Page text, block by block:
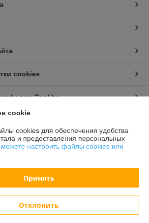
cookies
Deal.by
Бондарович Андрей Иванович
д. 24 к.3, кв. 15
ЕГР: 191658429
Партизанский РИК г. Минска
21.01.2013
cookie
cookies для обеспечения удобства
и предоставления персональных
настроить файлы cookies или
Принять
Отклонить